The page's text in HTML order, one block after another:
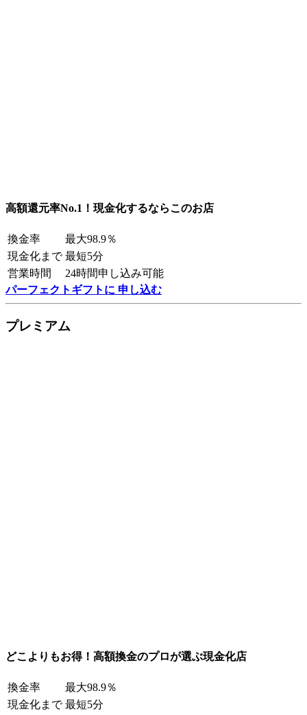
高額還元率No.1！現金化するならこのお店
換金率
最大98.9％
現金化まで 最短5分
営業時間
24時間申し込み可能
パーフェクトギフトに 申し込む
プレミアム
どこよりもお得！高額換金のプロが選ぶ現金化店
換金率
最大98.9％
現金化まで 最短5分